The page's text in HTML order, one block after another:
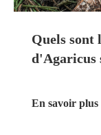
Quels sont
d'Agaricus
En savoir plus